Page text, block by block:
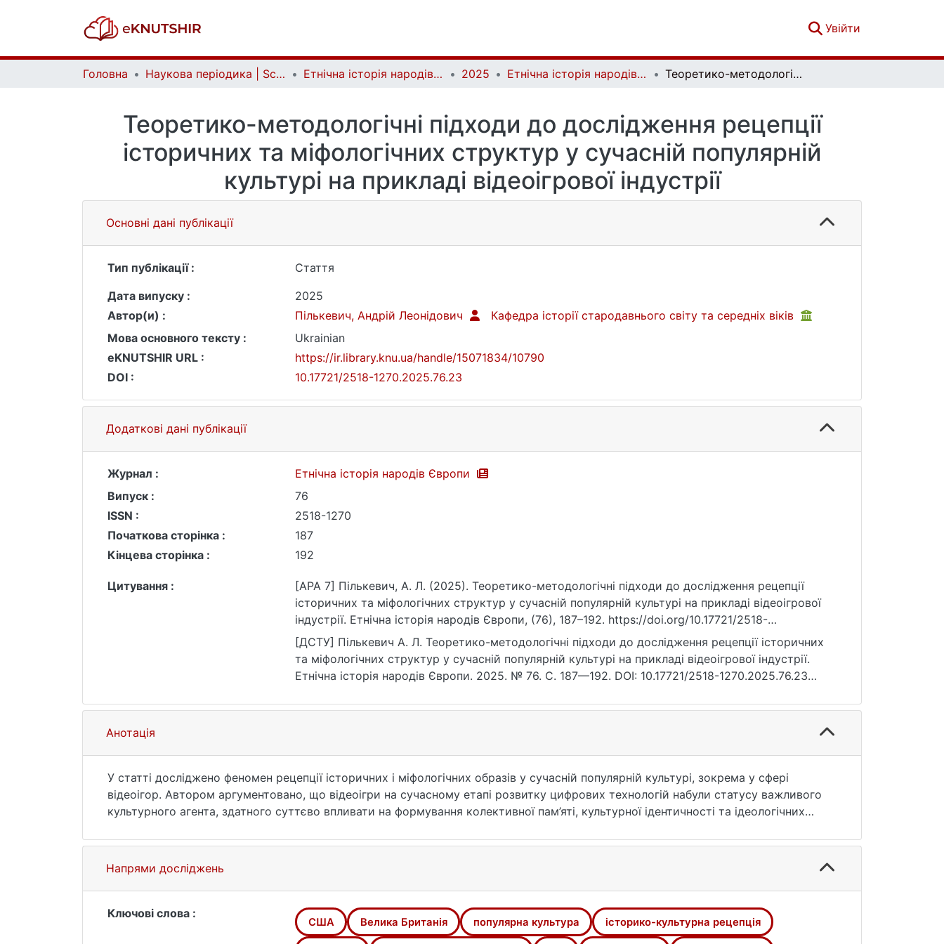
Увійти
Головна Наукова періодика | Scientific periodicals Етнічна історія народів Європи | Ethnic History of European Nations 2025 Етнічна історія народів Європи. Випуск 76 Теоретико-методологічні підходи до дослідження рецепції історичних та міфологічних структур у сучасній популярній культурі на прикладі відеоігрової індустрії
Теоретико-методологічні підходи до дослідження рецепції
історичних та міфологічних структур у сучасній популярній
культурі на прикладі відеоігрової індустрії
Основні дані публікації
Тип публікації :
Стаття
Дата випуску :
2025
Автор(и) :
Пількевич, Андрій Леонідович
Кафедра історії стародавнього світу та середніх віків
Мова основного тексту :
Ukrainian
eKNUTSHIR URL :
https://ir.library.knu.ua/handle/15071834/10790
DOI :
10.17721/2518-1270.2025.76.23
Додаткові дані публікації
Журнал :
Етнічна історія народів Європи
Випуск :
76
ISSN :
2518-1270
Початкова сторінка :
187
Кінцева сторінка :
192
Цитування :
[APA 7] Пількевич, А. Л. (2025). Теоретико-методологічні підходи до дослідження рецепції
історичних та міфологічних структур у сучасній популярній культурі на прикладі відеоігрової
індустрії. Етнічна історія народів Європи, (76), 187–192. https://doi.org/10.17721/2518-
1270.2025.76.23
[ДСТУ] Пількевич А. Л. Теоретико-методологічні підходи до дослідження рецепції історичних
та міфологічних структур у сучасній популярній культурі на прикладі відеоігрової індустрії.
Етнічна історія народів Європи. 2025. № 76. С. 187—192. DOI: 10.17721/2518-1270.2025.76.23
Анотація
У статті досліджено феномен рецепції історичних і міфологічних образів у сучасній популярній культурі, зокрема у сфері
відеоігор. Автором аргументовано, що відеоігри на сучасному етапі розвитку цифрових технологій набули статусу важливого
культурного агента, здатного суттєво впливати на формування колективної пам’яті, культурної ідентичності та ідеологічних
механізми сприйняття та інтерналізації історичних наративів і міфологічних архетипів. Розглянуто низку методологічних
підходів, релевантних для аналізу цього явища: порівняльно-історичний метод, рецептивний аналіз, семіотичний аналіз,
інтертекстуальний підхід, дискурс-аналіз та феноменологічний підхід. Кожен із зазначених методів охарактеризовано, наведено
приклади застосування у сфері відеоігор, визначено їхні потенційні можливості щодо розкриття механізмів конструювання,
адаптації та трансформації історико-міфологічного контенту у сучасній цифровій культурі. Відеоігрову індустрію автор бачить
як складний культурологічний феномен, що має значний впливу на процеси соціокультурної ідентифікації, адаптації та
Напрями досліджень
Ключові слова :
США Велика Британія популярна культура історико-культурна рецепція